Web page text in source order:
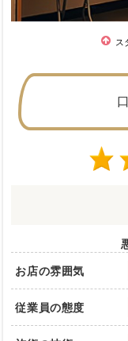
ス
お店の雰囲気
従業員の態度